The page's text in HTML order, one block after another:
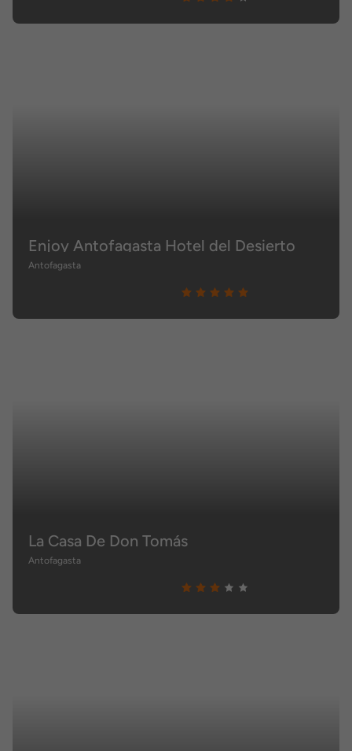
Enjoy Antofagasta Hotel del Desierto
Antofagasta
La Casa De Don Tomás
Antofagasta